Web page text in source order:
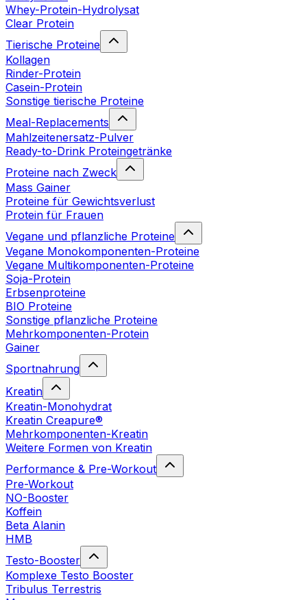
Whey-Protein-Hydrolysat
Clear Protein
Tierische Proteine
Kollagen
Rinder-Protein
Casein-Protein
Sonstige tierische Proteine
Meal-Replacements
Mahlzeitenersatz-Pulver
Ready-to-Drink Proteingetränke
Proteine nach Zweck
Mass Gainer
Proteine für Gewichtsverlust
Protein für Frauen
Vegane und pflanzliche Proteine
Vegane Monokomponenten-Proteine
Vegane Multikomponenten-Proteine
Soja-Protein
Erbsenproteine
BIO Proteine
Sonstige pflanzliche Proteine
Mehrkomponenten-Protein
Gainer
Sportnahrung
Kreatin
Kreatin-Monohydrat
Kreatin Creapure®
Mehrkomponenten-Kreatin
Weitere Formen von Kreatin
Performance & Pre-Workout
Pre-Workout
NO-Booster
Koffein
Beta Alanin
HMB
Testo-Booster
Komplexe Testo Booster
Tribulus Terrestris